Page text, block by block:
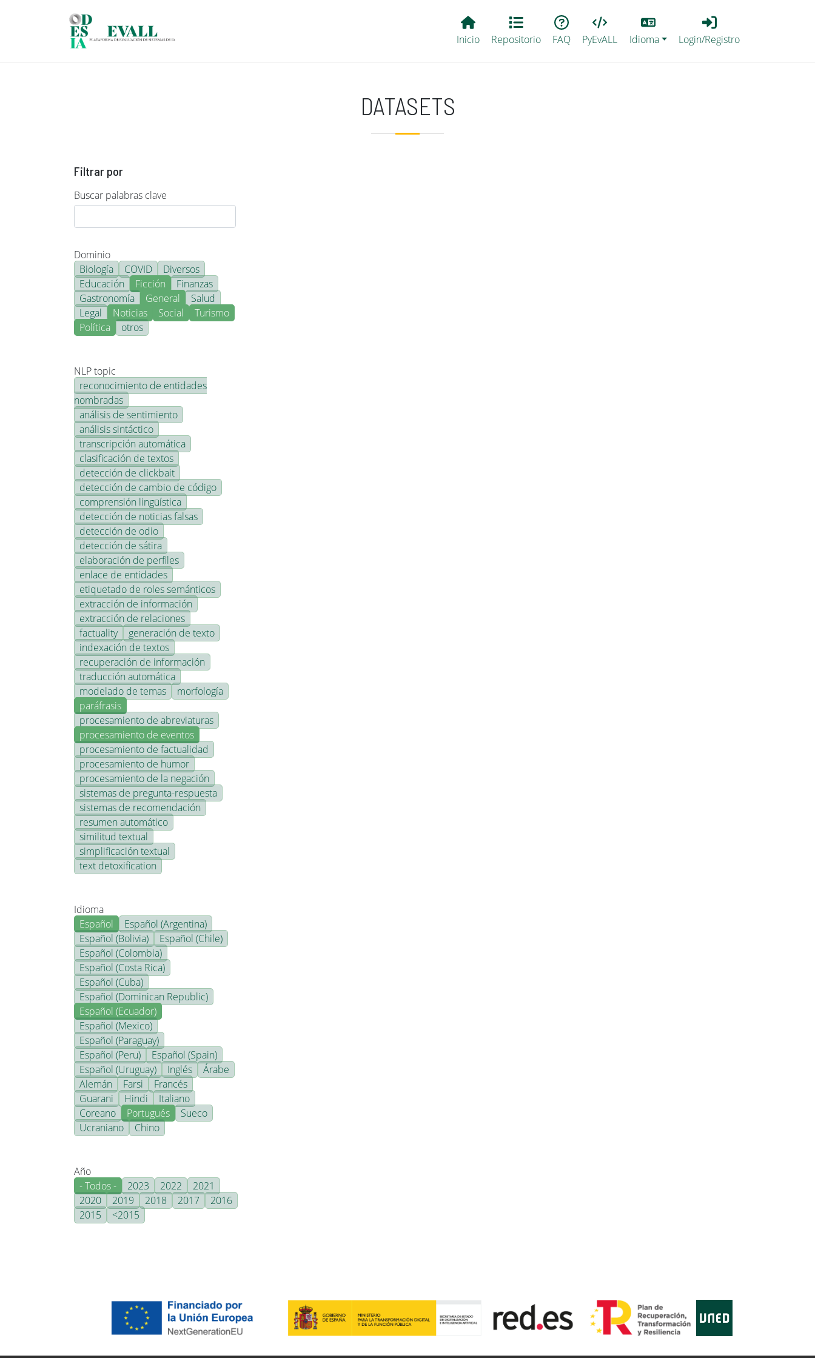
Main EvALL
Inicio Repositorio FAQ PyEvALL
Lang
Idioma
Login_Registro
Login/Registro
DATASETS
Filtrar por
Buscar palabras clave
Dominio
Biología
COVID
Diversos
Educación
Ficción
Finanzas
Gastronomía
General
Salud
Legal
Noticias Social
Turismo
Política
otros
NLP topic
reconocimiento de entidades
nombradas
análisis de sentimiento
análisis sintáctico
transcripción automática
clasificación de textos
detección de clickbait
detección de cambio de código
comprensión lingüística
detección de noticias falsas
detección de odio
detección de sátira
elaboración de perfiles
enlace de entidades
etiquetado de roles semánticos
extracción de información
extracción de relaciones
factuality
generación de texto
indexación de textos
recuperación de información
traducción automática
modelado de temas
morfología
paráfrasis
procesamiento de abreviaturas
procesamiento de eventos
procesamiento de factualidad
procesamiento de humor
procesamiento de la negación
sistemas de pregunta-respuesta
sistemas de recomendación
resumen automático
similitud textual
simplificación textual
text detoxification
Idioma
Español
Español (Argentina)
Español (Bolivia)
Español (Chile)
Español (Colombia)
Español (Costa Rica)
Español (Cuba)
Español (Dominican Republic)
Español (Ecuador)
Español (Mexico)
Español (Paraguay)
Español (Peru)
Español (Spain)
Español (Uruguay)
Inglés
Árabe
Alemán
Farsi
Francés
Guarani
Hindi
Italiano
Coreano
Portugués
Sueco
Ucraniano
Chino
Año
- Todos -
2023 2022
2021
2020
2019 2018 2017
2016
2015
<2015